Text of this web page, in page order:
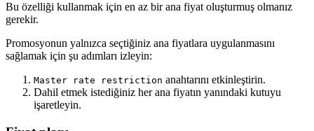
Bu özelliği kullanmak için en az bir ana fiyat oluşturmuş olmanız
gerekir.
Promosyonun yalnızca seçtiğiniz ana fiyatlara uygulanmasını
sağlamak için şu adımları izleyin:
Master rate restriction anahtarını etkinleştirin.
Dahil etmek istediğiniz her ana fiyatın yanındaki kutuyu
işaretleyin.